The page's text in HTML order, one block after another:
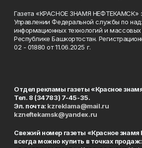
Газета «КРАСНОЕ ЗНАМЯ НЕФТЕКАМСК»
Управлении Федеральной службы по
информационных технологий и
Республике Башкортостан.
02 - 01880 от 11.06.2025 г.
Отдел рекламы газеты «Красное
Тел. 8 (34783) 7-45-35.
Эл. почта: kzreklama@mail.ru
kzneftekamsk@yandex.ru
Свежий номер газеты «Красное
всегда можно купить в точках продаж: